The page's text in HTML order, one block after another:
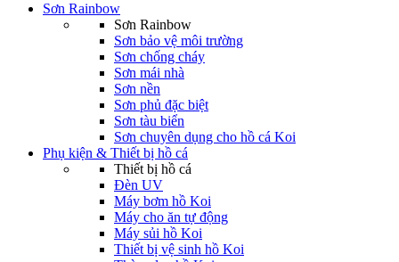
Sơn Rainbow
Sơn Rainbow
Sơn bảo vệ môi trường
Sơn chống cháy
Sơn mái nhà
Sơn nền
Sơn phủ đặc biệt
Sơn tàu biển
Sơn chuyên dụng cho hồ cá Koi
Phụ kiện & Thiết bị hồ cá
Thiết bị hồ cá
Đèn UV
Máy bơm hồ Koi
Máy cho ăn tự động
Máy sủi hồ Koi
Thiết bị vệ sinh hồ Koi